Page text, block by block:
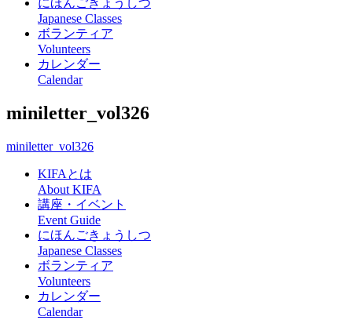
Japanese Classes
ボランティア
Volunteers
カレンダー
Calendar
miniletter_vol326
miniletter_vol326
KIFAとは
About KIFA
講座・イベント
Event Guide
にほんごきょうしつ
Japanese Classes
ボランティア
Volunteers
カレンダー
Calendar